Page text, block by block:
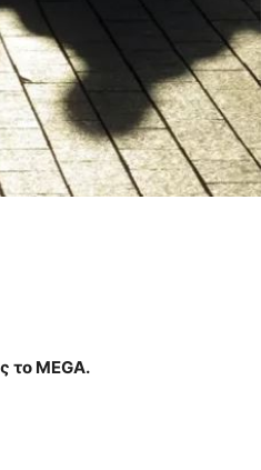
το MEGA.